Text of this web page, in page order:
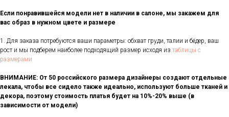
Если понравившейся модели нет в наличии в салоне, мы закажем для
вас образ в нужном цвете и размере
1. Для заказа потребуются ваши параметры: обхват груди, талии и бёдер, ваш
рост и мы подберем наиболее подходящий размер исходя из таблицы с
размерами
ВНИМАНИЕ: От 50 российского размера дизайнеры создают отдельные
лекала, чтобы все сидело также идеально, используют больше тканей и
декора, поэтому стоимость платья будет на 10%-20% выше (в
зависимости от модели)